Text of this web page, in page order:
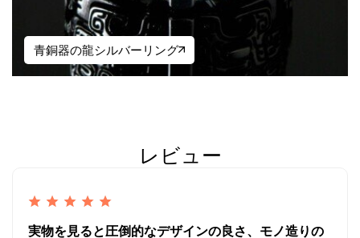
青銅器の龍シルバーリング
レビュー
実物を見ると圧倒的なデザインの良さ、モノ造りの